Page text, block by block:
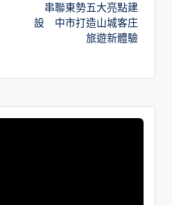
串聯東勢五大亮點建
設 中市打造山城客庄
旅遊新體驗